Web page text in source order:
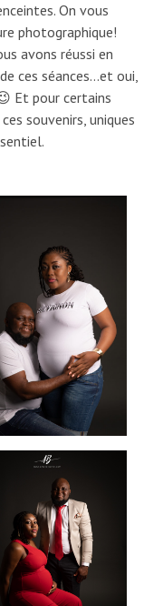
On vous
photographique!
avons réussi en
ces séances…et oui,
Et pour certains
souvenirs, uniques